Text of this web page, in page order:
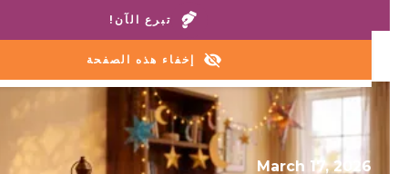
اتصل بمنازلنا أو خط المساعدة: +1 888 711 6472
تبرع الآن!
إخفاء هذه الصفحة
March 17, 2026